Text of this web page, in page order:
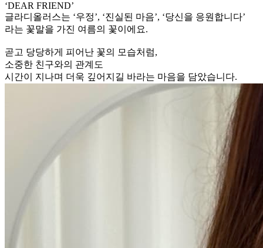
‘DEAR FRIEND’
글라디올러스는 ‘우정’, ‘진실된 마음’, ‘당신을 응원합니다’
라는 꽃말을 가진 여름의 꽃이에요.
곧고 당당하게 피어난 꽃의 모습처럼,
소중한 친구와의 관계도
시간이 지나며 더욱 깊어지길 바라는 마음을 담았습니다.